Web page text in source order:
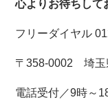
心よりお待ちして
フリーダイヤル
〒358-0002 埼玉
電話受付／9時